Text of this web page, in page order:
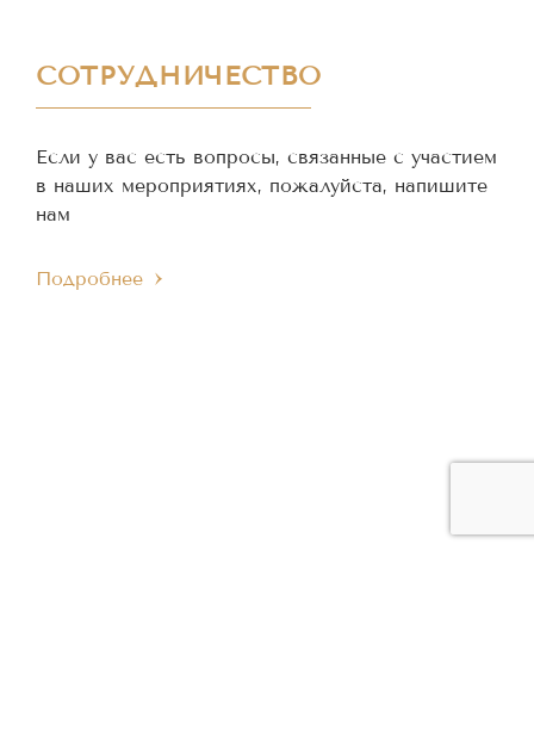
СОТРУДНИЧЕСТВО
Если у вас есть вопросы, связанные с участием
в наших мероприятиях, пожалуйста, напишите
нам
Подробнее